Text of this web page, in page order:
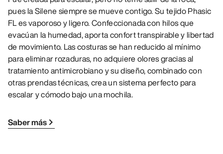
pues la Silene siempre se mueve contigo. Su tejido Phasic
FL es vaporoso y ligero. Confeccionada con hilos que
evacúan la humedad, aporta confort transpirable y libertad
de movimiento. Las costuras se han reducido al mínimo
para eliminar rozaduras, no adquiere olores gracias al
tratamiento antimicrobiano y su diseño, combinado con
otras prendas técnicas, crea un sistema perfecto para
escalar y cómodo bajo una mochila.
Saber más